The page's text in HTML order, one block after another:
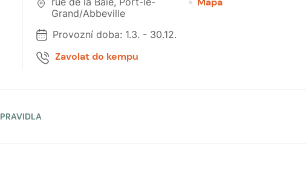
Grand/Abbeville
Provozní doba: 1.3. - 30.12.
Zavolat do kempu
PRAVIDLA